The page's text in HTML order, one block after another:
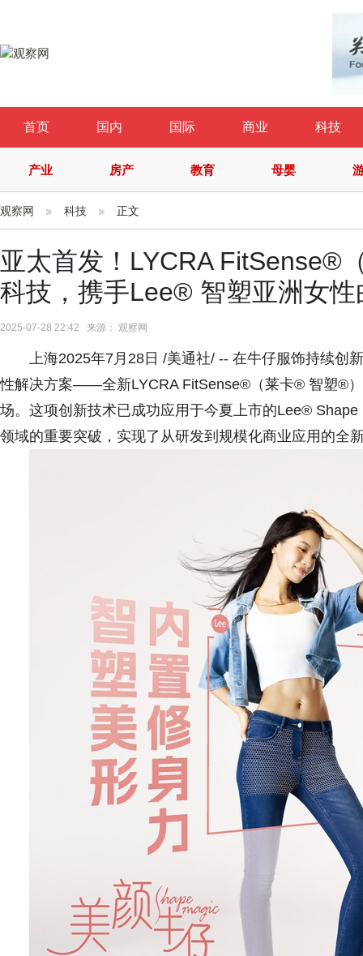
首页 国内 国际 商业 科技
产业 房产 教育 母婴
观察网 科技 正文
亚太首发！LYCRA FitSense®
科技，携手Lee® 智塑亚洲女性
2025-07-28 22:42 来源： 观察网
上海2025年7月28日 /美通社/ -- 在牛仔服饰持续创
性解决方案——全新LYCRA FitSense®（莱卡® 智塑®
场。这项创新技术已成功应用于今夏上市的Lee®
领域的重要突破，实现了从研发到规模化商业应用的全